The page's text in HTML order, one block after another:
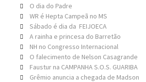
a
r
p
o
r
:
O dia do Padre
WR é Hepta Campeã no MS
Sábado é dia da FEIJOECA
A rainha e princesa do Barretão
NH no Congresso Internacional
O falecimento de Nelson Casagrande
Faustur na CAMPANHA S.O.S. GUARIBA
Grêmio anuncia a chegada de Madson